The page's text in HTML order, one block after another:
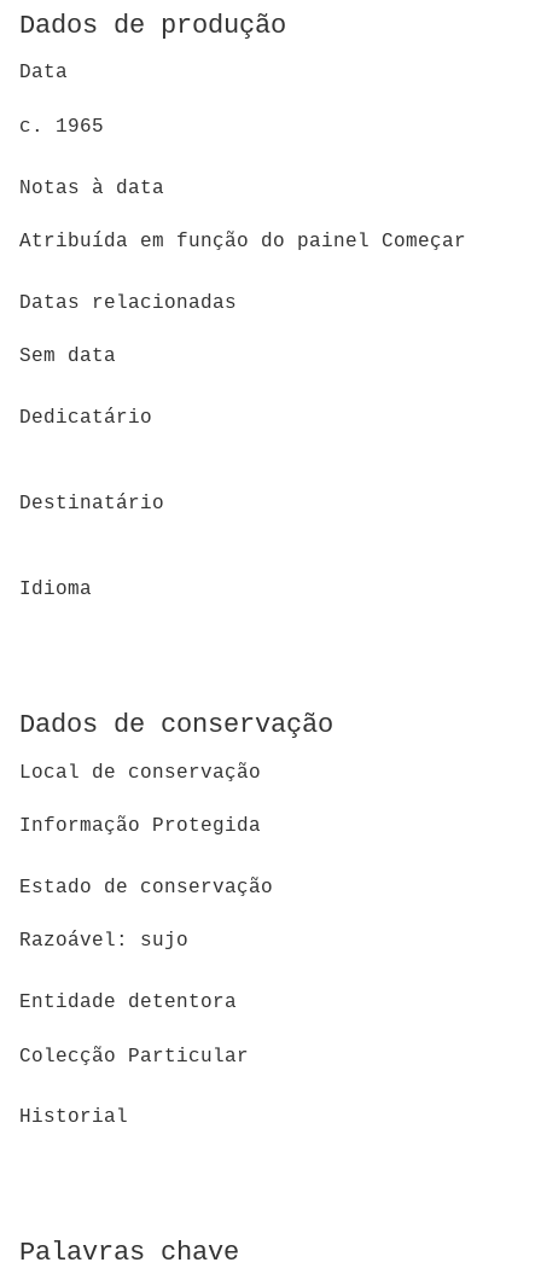
Dados de produção
Data
c. 1965
Notas à data
Atribuída em função do painel Começar
Datas relacionadas
Sem data
Dedicatário
Destinatário
Idioma
Dados de conservação
Local de conservação
Informação Protegida
Estado de conservação
Razoável: sujo
Entidade detentora
Colecção Particular
Historial
Palavras chave